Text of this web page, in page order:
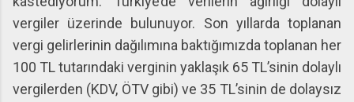
vergiler üzerinde bulunuyor. Son yıllarda toplanan
vergi gelirlerinin dağılımına baktığımızda toplanan her
100 TL tutarındaki verginin yaklaşık 65 TL’sinin dolaylı
vergilerden (KDV, ÖTV gibi) ve 35 TL’sinin de dolaysız